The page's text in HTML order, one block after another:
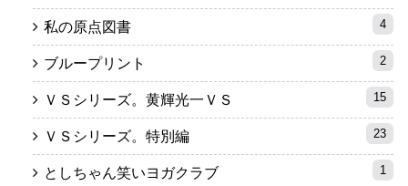
私の原点図書 4
ブループリント 2
ＶＳシリーズ。黄輝光一ＶＳ 15
ＶＳシリーズ。特別編 23
としちゃん笑いヨガクラブ 1